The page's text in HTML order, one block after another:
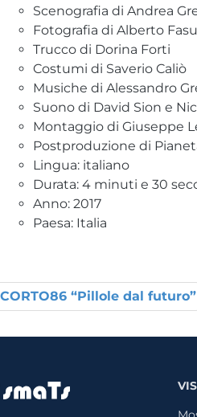
Scenografia di Andrea
Fotografia di Alberto
Trucco di Dorina Forti
Costumi di Saverio Caliò
Musiche di Alessandro
Suono di David Sion e
Montaggio di Giuseppe
Postproduzione di
Lingua: italiano
Durata: 4 minuti e 30
Anno: 2017
Paesa: Italia
navigation
CORTO86 “Pillole dal futuro”